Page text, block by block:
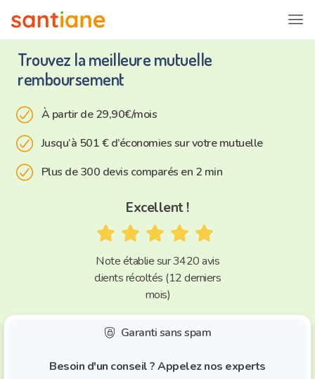
Trouvez la meilleure mutuelle
remboursement
check_rounded À partir de 29,90€/mois
check_rounded Jusqu’à 501 € d’économies sur votre mutuelle
check_rounded Plus de 300 devis comparés en 2 min
Excellent !
Note établie sur 3420 avis
clients récoltés (12 derniers
mois)
shield_lock Garanti sans spam
Besoin d'un conseil ? Appelez nos experts